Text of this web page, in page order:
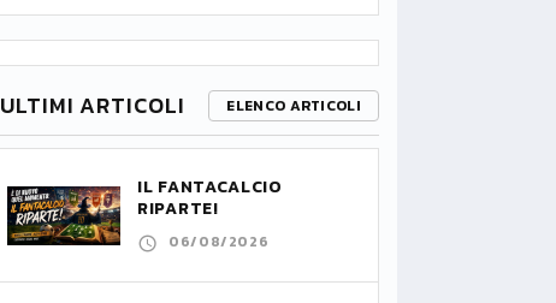
ULTIMI ARTICOLI ELENCO ARTICOLI
IL FANTACALCIO
RIPARTE!
06/08/2026